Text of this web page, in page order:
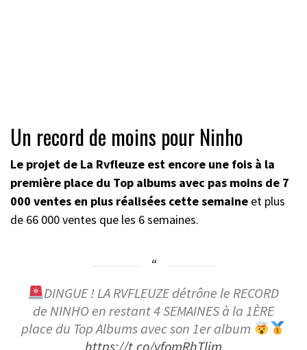
Un record de moins pour Ninho
Le projet de La Rvfleuze est encore une fois à la
première place du Top albums avec pas moins de 7
000 ventes en plus réalisées cette semaine et plus
de 66 000 ventes que les 6 semaines.
DINGUE ! LA RVFLEUZE détrône le RECORD
de NINHO en restant 4 SEMAINES à la 1ÈRE
place du Top Albums avec son 1er album